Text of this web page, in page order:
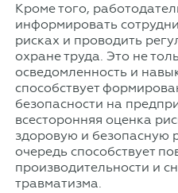
Кроме того,
информировать
рисках и проводить
охране труда. Это не
осведомленность и
способствует
безопасности на
всесторонняя оценка
здоровую и безопасную
очередь способствует
производительности и
травматизма.